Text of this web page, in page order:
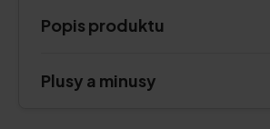
Popis produktu
Plusy a minusy